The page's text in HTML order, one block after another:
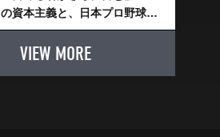
とは
の資本主義と、日本プロ野球が
踏み出せない一歩
VIEW MORE